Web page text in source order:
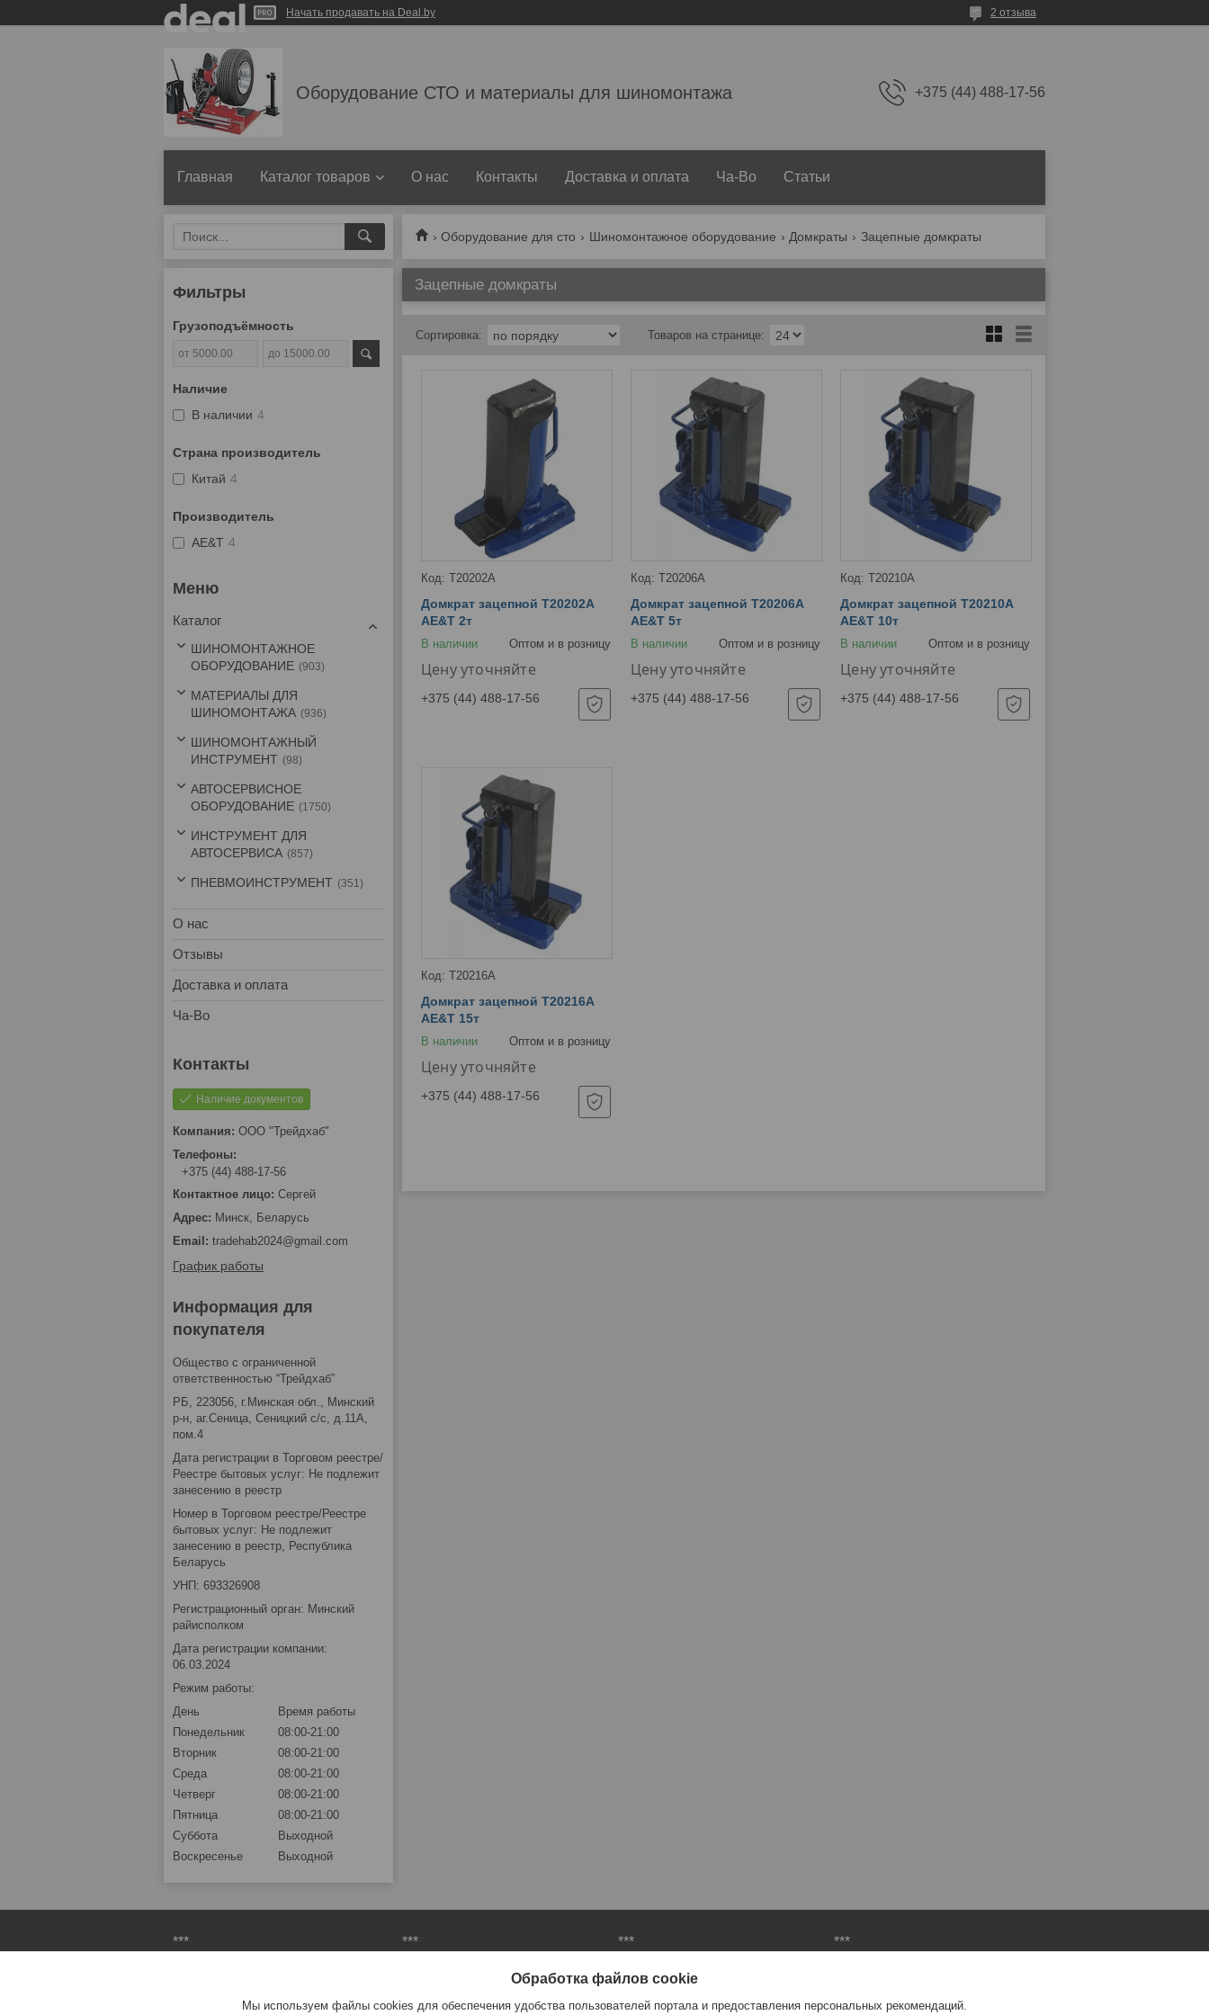
Начать продавать на Deal.by 2 отзыва
Оборудование СТО и материалы для шиномонтажа +375 (44) 488-17-56
Главная Каталог товаров О нас Контакты Доставка и оплата Ча-Во Статьи
Оборудование для сто Шиномонтажное оборудование Домкраты Зацепные домкраты
Зацепные домкраты
T20202A
Домкрат зацепной T20202A
AE&T 2т
В наличии Оптом и в розницу
Цену уточняйте
+375 (44) 488-17-56
T20206A
Домкрат зацепной T20206A
AE&T 5т
В наличии Оптом и в розницу
Цену уточняйте
+375 (44) 488-17-56
T20210A
Домкрат зацепной T20210A
AE&T 10т
В наличии Оптом и в розницу
Цену уточняйте
+375 (44) 488-17-56
T20216A
Домкрат зацепной T20216A
AE&T 15т
В наличии Оптом и в розницу
Цену уточняйте
+375 (44) 488-17-56
Фильтры
Грузоподъёмность
Наличие
В наличии 4
Страна производитель
Китай 4
Производитель
AE&T 4
Каталог
ШИНОМОНТАЖНОЕ
ОБОРУДОВАНИЕ
903
МАТЕРИАЛЫ ДЛЯ
ШИНОМОНТАЖА
936
ШИНОМОНТАЖНЫЙ
ИНСТРУМЕНТ
98
АВТОСЕРВИСНОЕ
ОБОРУДОВАНИЕ
1750
ИНСТРУМЕНТ ДЛЯ
АВТОСЕРВИСА
857
ПНЕВМОИНСТРУМЕНТ 351
О нас
Отзывы
Доставка и оплата
Ча-Во
Наличие документов
ООО "Трейдхаб"
+375 (44) 488-17-56
Сергей
Минск, Беларусь
tradehab2024@gmail.com
График работы
Информация для
покупателя
Общество с ограниченной
ответственностью “Трейдхаб”
РБ, 223056, г.Минская обл., Минский
р-н, аг.Сеница, Сеницкий с/с, д.11А,
пом.4
Дата регистрации в Торговом реестре/
Реестре бытовых услуг: Не подлежит
занесению в реестр
Номер в Торговом реестре/Реестре
бытовых услуг: Не подлежит
занесению в реестр, Республика
Беларусь
УНП: 693326908
Регистрационный орган: Минский
райисполком
Дата регистрации компании:
06.03.2024
Режим работы:
День
Время работы
Понедельник
08:00-21:00
Вторник
08:00-21:00
Среда
08:00-21:00
Четверг
08:00-21:00
Пятница
08:00-21:00
Суббота
Выходной
Воскресенье
Выходной
*** *** ***
Организация рабочего места
***
Обработка файлов cookie
Мы используем файлы cookies для обеспечения удобства пользователей портала и предоставления персональных рекомендаций.